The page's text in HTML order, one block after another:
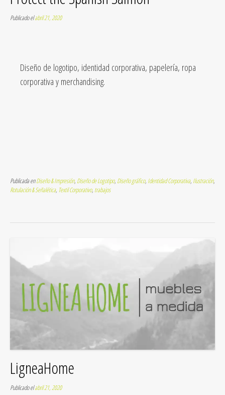
Publicado elabril 21, 2020
Diseño de logotipo, identidad corporativa, papelería, ropa
corporativa y merchandising.
Publicada enDiseño & Impresión, Diseño de Logotipo, Diseño gráfico, Identidad Corporativa, Ilustración,
Rotulación & Señalética, Textil Corporativo, trabajos
LigneaHome
Publicado elabril 21, 2020